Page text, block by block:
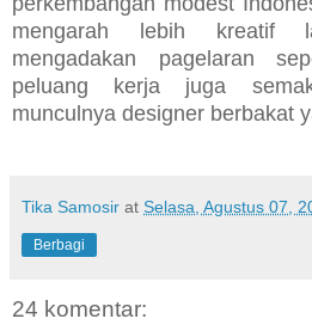
mengarah lebih kreatif
mengadakan pagelaran
peluang kerja juga
munculnya designer berbakat
Tika Samosir at Selasa, Agustus 07,
Berbagi
24 komentar: